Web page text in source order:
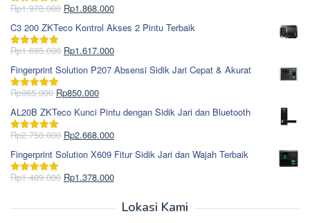
Dinilai5.00
Rp1.978.000 Harga
aslinya
adalah:
Rp1.978.000.
Rp1.868.000Harga
saat
ini
adalah:
C3 200 ZKTeco Kontrol Akses 2 Pintu Terbaik
Dinilai5.00
Rp1.695.000 Harga
aslinya
adalah:
Rp1.695.000.
Rp1.617.000Harga
saat
ini
Fingerprint Solution P207 Absensi Sidik Jari Cepat & Akurat
Dinilai5.00
Rp965.000 Harga
aslinya
adalah:
Rp965.000.
Rp850.000Harga
saat
ini
adalah:
AL20B ZKTeco Kunci Pintu dengan Sidik Jari dan Bluetooth
Dinilai5.00
Rp2.750.000 Harga
aslinya
adalah:
Rp2.750.000.
Rp2.668.000Harga
saat
ini
adalah:
Fingerprint Solution X609 Fitur Sidik Jari dan Wajah Terbaik
Dinilai5.00
Rp1.489.000 Harga
Rp1.378.000Harga
Lokasi Kami